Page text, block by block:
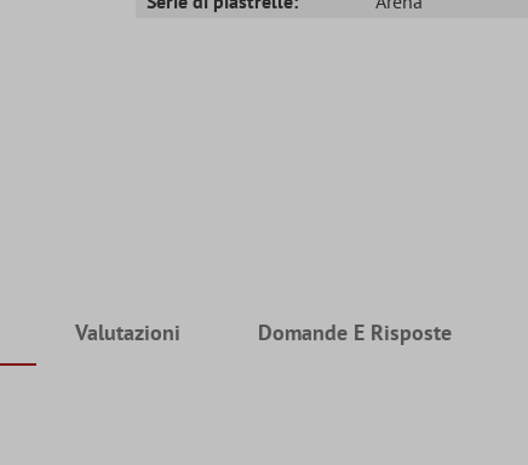
Valutazioni Domande E Risposte